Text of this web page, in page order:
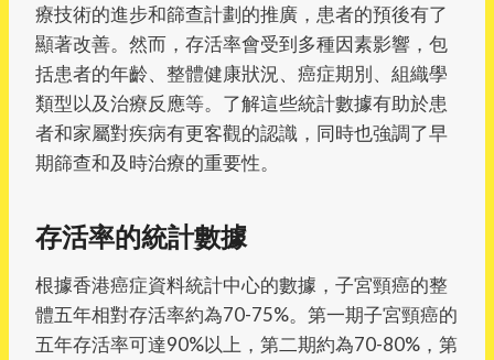
療技術的進步和篩查計劃的推廣，患者的預後有了
顯著改善。然而，存活率會受到多種因素影響，包
括患者的年齡、整體健康狀況、癌症期別、組織學
類型以及治療反應等。了解這些統計數據有助於患
者和家屬對疾病有更客觀的認識，同時也強調了早
期篩查和及時治療的重要性。
存活率的統計數據
根據香港癌症資料統計中心的數據，子宮頸癌的整
體五年相對存活率約為70-75%。第一期子宮頸癌的
五年存活率可達90%以上，第二期約為70-80%，第